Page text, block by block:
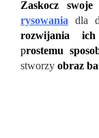
Zaskocz
rysowania
dla
rozwijania ich
prostemu
stworzy obraz